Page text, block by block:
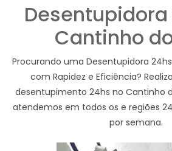
Cantinho
Procurando uma Desentupidora
com Rapidez e Eficiência?
desentupimento 24hs no Cantinho
atendemos em todos os e regiões
por semana.